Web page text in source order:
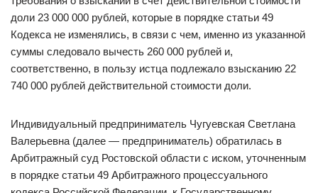
доли 23 000 000 рублей, которые в порядке статьи 49
Кодекса не изменялись, в связи с чем, именно из указанной
суммы следовало вычесть 260 000 рублей и,
соответственно, в пользу истца подлежало взысканию 22
740 000 рублей действительной стоимости доли.
Индивидуальный предприниматель Чугуевская Светлана
Валерьевна (далее — предприниматель) обратилась в
Арбитражный суд Ростовской области с иском, уточненным
в порядке статьи 49 Арбитражного процессуального